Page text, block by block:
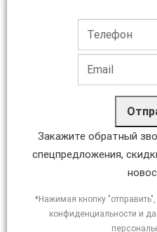
Закажите обратный
спецпредложения,
*Нажимая кнопку
конфиденциальности и